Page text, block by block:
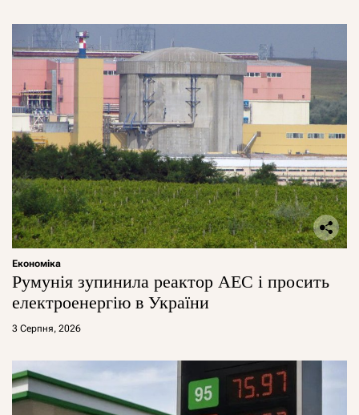
Економіка
Румунія зупинила реактор АЕС і просить
електроенергію в України
3 Серпня, 2026